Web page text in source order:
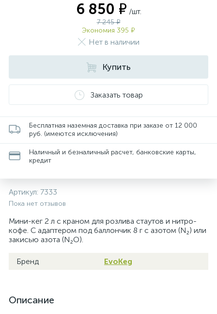
6 850 ₽ /шт.
7 245 ₽
Экономия 395 ₽
Нет в наличии
Купить
Заказать товар
Бесплатная наземная доставка при заказе от 12 000
руб. (имеются исключения)
Наличный и безналичный расчет, банковские карты,
кредит
Артикул: 7333
Пока нет отзывов
Мини-кег 2 л с краном для розлива стаутов и нитро-
кофе. С адаптером под баллончик 8 г с азотом (N₂) или
закисью азота (N₂O).
Бренд EvoKeg
Описание